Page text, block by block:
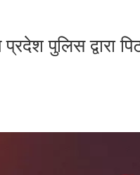
पुलिस द्वारा